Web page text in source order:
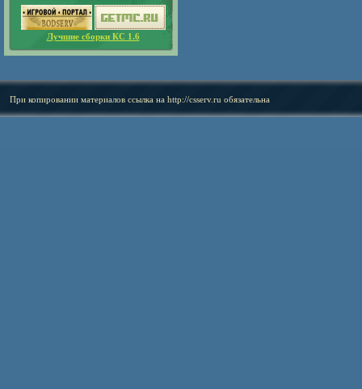
Лучшие сборки КС 1.6
При копировании материалов ссылка на http://csserv.ru обязательна